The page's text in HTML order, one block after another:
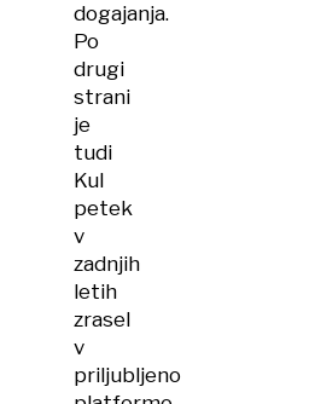
dogajanja.
Po
drugi
strani
je
tudi
Kul
petek
v
zadnjih
letih
zrasel
v
priljubljeno